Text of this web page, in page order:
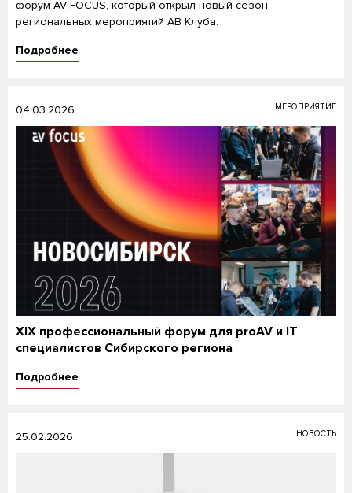
форум AV FOCUS, который открыл новый сезон
региональных мероприятий АВ Клуба.
Подробнее
04.03.2026 МЕРОПРИЯТИЕ
XIX профессиональный форум для proAV и IT
специалистов Сибирского региона
Подробнее
25.02.2026 НОВОСТЬ